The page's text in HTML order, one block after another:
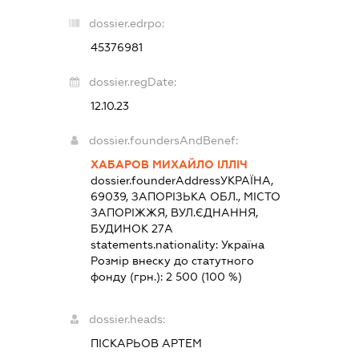
dossier.edrpo:
45376981
dossier.regDate:
12.10.23
dossier.foundersAndBenef:
ХАБАРОВ МИХАЙЛО ІЛЛІЧ
dossier.founderAddressУКРАЇНА,
69039, ЗАПОРІЗЬКА ОБЛ., МІСТО
ЗАПОРІЖЖЯ, ВУЛ.ЄДНАННЯ,
БУДИНОК 27А
statements.nationality:Україна
Розмір внеску до статутного
фонду (грн.):2 500 (100 %)
dossier.heads:
ПІСКАРЬОВ АРТЕМ